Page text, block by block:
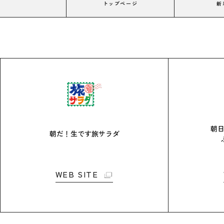
トップページ 新
朝だ！生です旅サラダ
WEB SITE
朝